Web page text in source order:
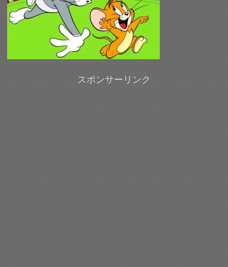
スポンサーリンク